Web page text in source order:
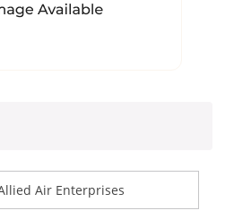
Air Enterprises